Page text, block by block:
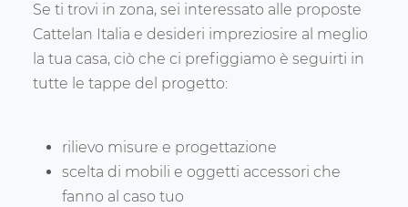
Se ti trovi in zona, sei interessato alle proposte
Cattelan Italia e desideri impreziosire al meglio
la tua casa, ciò che ci prefiggiamo è seguirti in
tutte le tappe del progetto:
rilievo misure e progettazione
scelta di mobili e oggetti accessori che
fanno al caso tuo